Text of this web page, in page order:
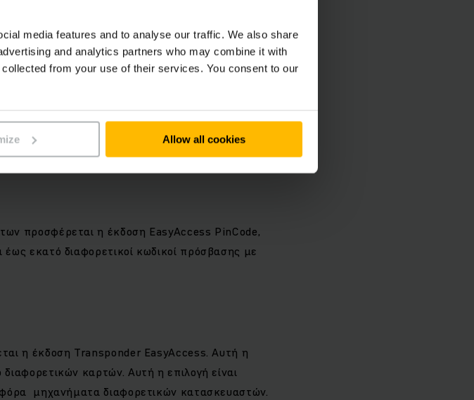
media features and to analyse our traffic. We also share
and analytics partners who may combine it with
from your use of their services. You consent to our
Allow all cookies
τρεις εκδόσεις: EasyAccess Softkey,
επιλέγετε ποια λύση ταιριάζει καλύτερα σε
10 διαφορετικούς κωδικούς.
προσφέρεται η έκδοση EasyAccess PinCode,
εκατό διαφορετικοί κωδικοί πρόσβασης με
η έκδοση Transponder EasyAccess. Αυτή η
καρτών. Αυτή η επιλογή είναι
μηχανήματα διαφορετικών κατασκευαστών.